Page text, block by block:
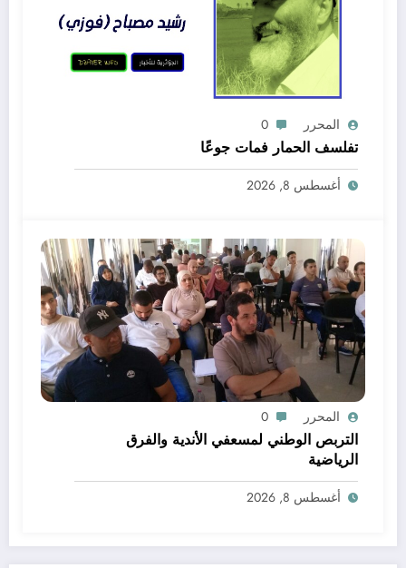
المحرر 0
تفلسف الحمار فمات جوعًا
أغسطس 8, 2026
المحرر 0
التربص الوطني لمسعفي الأندية والفرق
الرياضية
أغسطس 8, 2026